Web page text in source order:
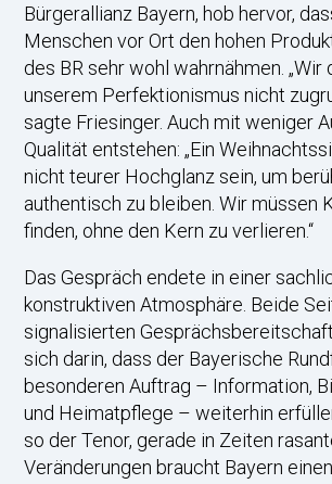
Bürgerallianz Bayern, hob hervor,
Menschen vor Ort den hohen
des BR sehr wohl wahrnähmen. „Wir
unserem Perfektionismus nicht
sagte Friesinger. Auch mit weniger
Qualität entstehen: „Ein
nicht teurer Hochglanz sein, um
authentisch zu bleiben. Wir müssen
finden, ohne den Kern zu verlieren.“
Das Gespräch endete in einer
konstruktiven Atmosphäre. Beide
signalisierten
sich darin, dass der Bayerische
besonderen Auftrag – Information,
und Heimatpflege – weiterhin
so der Tenor, gerade in Zeiten
Veränderungen braucht Bayern